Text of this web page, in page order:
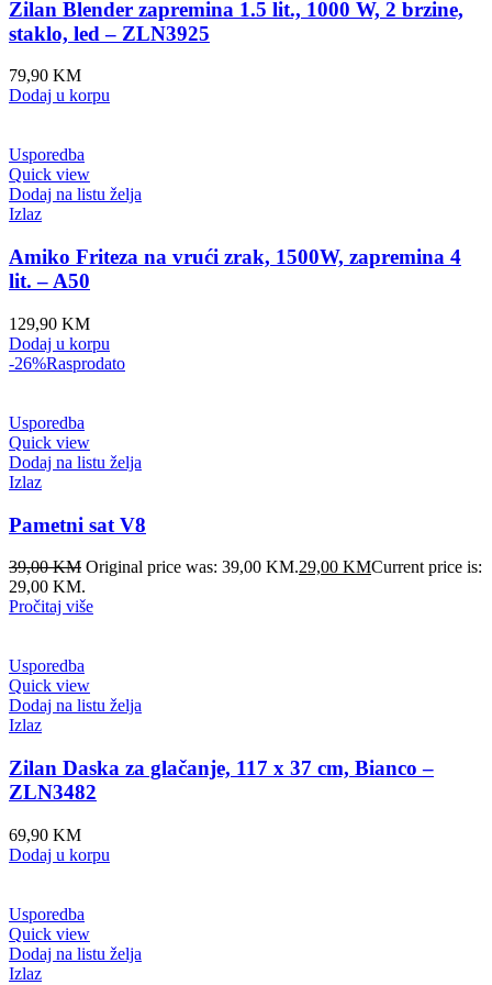
Zilan Blender zapremina 1.5 lit., 1000 W, 2 brzine,
staklo, led – ZLN3925
79,90 KM
Dodaj u korpu
Usporedba
Quick view
Dodaj na listu želja
Izlaz
Amiko Friteza na vrući zrak, 1500W, zapremina 4
lit. – A50
129,90 KM
Dodaj u korpu
-26%Rasprodato
Usporedba
Quick view
Dodaj na listu želja
Izlaz
Pametni sat V8
39,00KM Original price was: 39,00 KM.29,00 KMCurrent price is:
29,00 KM.
Pročitaj više
Usporedba
Quick view
Dodaj na listu želja
Izlaz
Zilan Daska za glačanje, 117 x 37 cm, Bianco –
ZLN3482
69,90 KM
Dodaj u korpu
Usporedba
Quick view
Dodaj na listu želja
Izlaz